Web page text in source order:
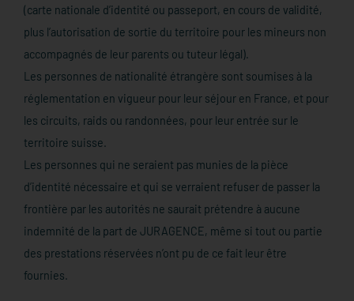
(carte nationale d’identité ou passeport, en cours de validité,
plus l’autorisation de sortie du territoire pour les mineurs non
accompagnés de leur parents ou tuteur légal).
Les personnes de nationalité étrangère sont soumises à la
réglementation en vigueur pour leur séjour en France, et pour
les circuits, raids ou randonnées, pour leur entrée sur le
territoire suisse.
Les personnes qui ne seraient pas munies de la pièce
d’identité nécessaire et qui se verraient refuser de passer la
frontière par les autorités ne saurait prétendre à aucune
indemnité de la part de JURAGENCE, même si tout ou partie
des prestations réservées n’ont pu de ce fait leur être
fournies.